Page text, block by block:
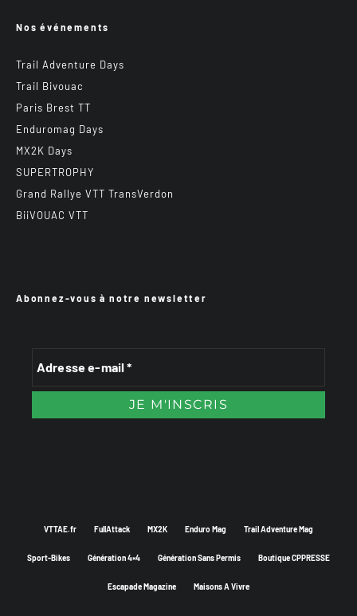
Nos événements
Trail Adventure Days
Trail Bivouac
Paris Brest TT
Enduromag Days
MX2K Days
SUPERTROPHY
Grand Rallye VTT TransVerdon
BiiVOUAC VTT
Abonnez-vous à notre newsletter
VTTAE.fr FullAttack MX2K Enduro Mag Trail Adventure Mag
Sport-Bikes Génération 4×4 Génération Sans Permis Boutique CPPRESSE
Escapade Magazine Maisons A Vivre